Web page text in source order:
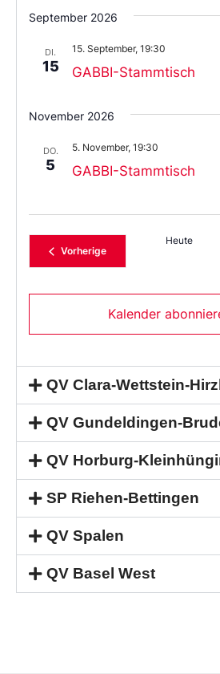
Sie
das
aus.
September 2026
DI.
15 GABBI-Stammtisch
15. September, 19:30
November 2026
DO.
5 GABBI-Stammtisch
5. November, 19:30
VorherigeVeranstaltungen
Heute
Kalender
QV Clara-Wettstein-
QV Gundeldingen-
QV Horburg-
SP Riehen-Bettingen
QV Spalen
QV Basel West